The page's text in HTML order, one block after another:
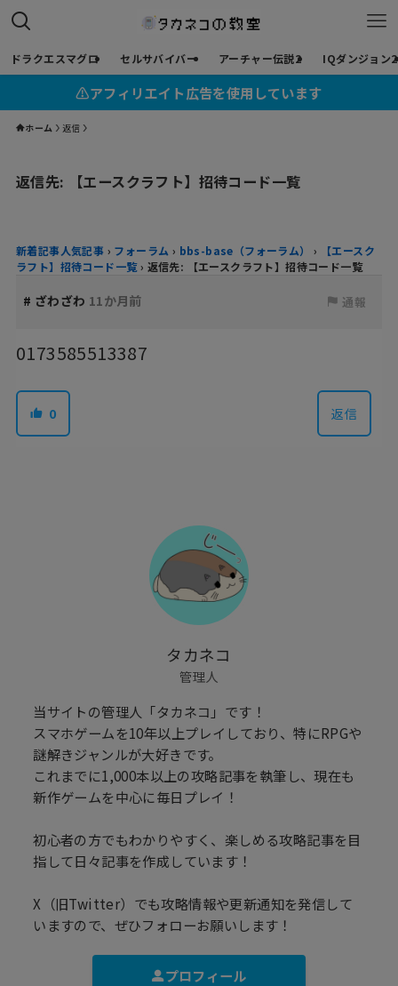
ドラクエスマグロ セルサバイバー アーチャー伝説2 IQダンジョン2
⚠︎アフィリエイト広告を使用しています
ホーム 返信
返信先: 【エースクラフト】招待コード一覧
新着記事人気記事 › フォーラム › bbs-base（フォーラム） ›
【エースク
ラフト】招待コード一覧 › 返信先: 【エースクラフト】招待コード一覧
# ざわざわ 11か月前 通報
0173585513387
0 返信
タカネコ
管理人
当サイトの管理人「タカネコ」です！
スマホゲームを10年以上プレイしており、特にRPGや
謎解きジャンルが大好きです。
これまでに1,000本以上の攻略記事を執筆し、現在も
新作ゲームを中心に毎日プレイ！
初心者の方でもわかりやすく、楽しめる攻略記事を目
指して日々記事を作成しています！
X（旧Twitter）でも攻略情報や更新通知を発信して
いますので、ぜひフォローお願いします！
プロフィール